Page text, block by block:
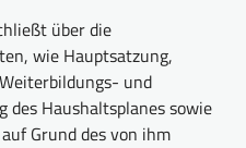
über die
wie Hauptsatzung,
und
des Haushaltsplanes sowie
Grund des von ihm